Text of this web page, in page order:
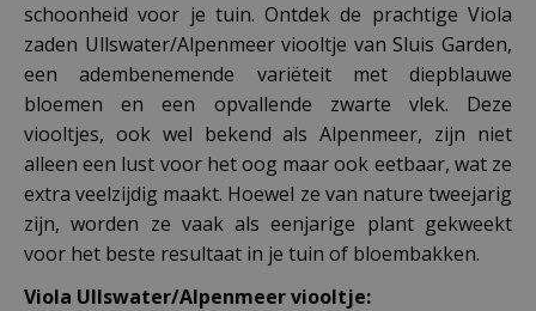
schoonheid voor je tuin. Ontdek de prachtige Viola
zaden Ullswater/Alpenmeer viooltje van Sluis Garden,
een adembenemende variëteit met diepblauwe
bloemen en een opvallende zwarte vlek. Deze
viooltjes, ook wel bekend als Alpenmeer, zijn niet
alleen een lust voor het oog maar ook eetbaar, wat ze
extra veelzijdig maakt. Hoewel ze van nature tweejarig
zijn, worden ze vaak als eenjarige plant gekweekt
voor het beste resultaat in je tuin of bloembakken.
Viola Ullswater/Alpenmeer viooltje: